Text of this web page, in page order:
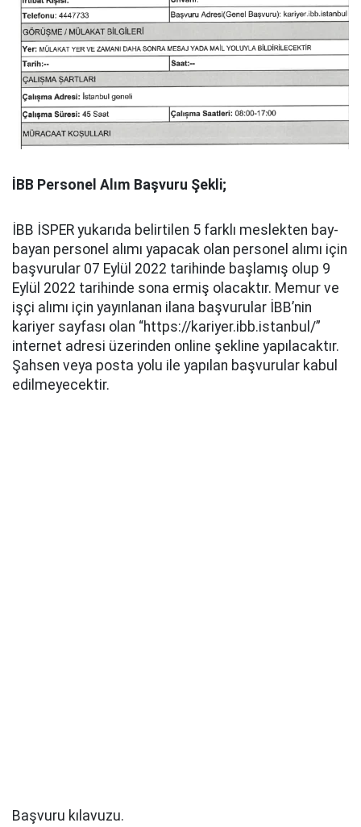
İBB Personel Alım Başvuru Şekli;
İBB İSPER yukarıda belirtilen 5 farklı meslekten bay-
bayan personel alımı yapacak olan personel alımı için
başvurular 07 Eylül 2022 tarihinde başlamış olup 9
Eylül 2022 tarihinde sona ermiş olacaktır. Memur ve
işçi alımı için yayınlanan ilana başvurular İBB’nin
kariyer sayfası olan “https://kariyer.ibb.istanbul/”
internet adresi üzerinden online şekline yapılacaktır.
Şahsen veya posta yolu ile yapılan başvurular kabul
edilmeyecektir.
Başvuru kılavuzu.